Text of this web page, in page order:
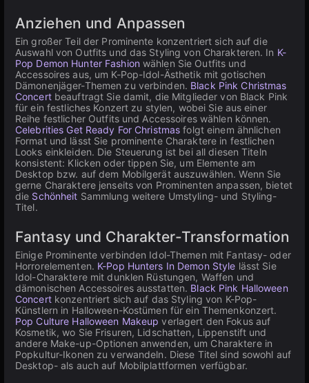
Anziehen und Anpassen
Ein großer Teil der Prominente konzentriert sich auf die
Auswahl von Outfits und das Styling von Charakteren. In K-
Pop Demon Hunter Fashion wählen Sie Outfits und
Accessoires aus, um K-Pop-Idol-Ästhetik mit gotischen
Dämonenjäger-Themen zu verbinden. Black Pink Christmas
Concertbeauftragt Sie damit, die Mitglieder von Black Pink
für ein festliches Konzert zu stylen, wobei Sie aus einer
Reihe festlicher Outfits und Accessoires wählen können.
Celebrities Get Ready For Christmas folgt einem ähnlichen
Format und lässt Sie prominente Charaktere in festlichen
Looks einkleiden. Die Steuerung ist bei all diesen Titeln
konsistent: Klicken oder tippen Sie, um Elemente am
Desktop bzw. auf dem Mobilgerät auszuwählen. Wenn Sie
gerne Charaktere jenseits von Prominenten anpassen, bietet
die Schönheit Sammlung weitere Umstyling- und Styling-
Titel.
Fantasy und Charakter-Transformation
Einige Prominente verbinden Idol-Themen mit Fantasy- oder
Horrorelementen. K-Pop Hunters In Demon Style lässt Sie
Idol-Charaktere mit dunklen Rüstungen, Waffen und
dämonischen Accessoires ausstatten. Black Pink Halloween
Concertkonzentriert sich auf das Styling von K-Pop-
Künstlern in Halloween-Kostümen für ein Themenkonzert.
Pop Culture Halloween Makeup verlagert den Fokus auf
Kosmetik, wo Sie Frisuren, Lidschatten, Lippenstift und
andere Make-up-Optionen anwenden, um Charaktere in
Popkultur-Ikonen zu verwandeln. Diese Titel sind sowohl auf
Desktop- als auch auf Mobilplattformen verfügbar.